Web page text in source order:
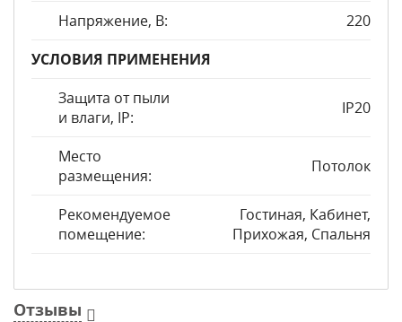
Напряжение, В:
220
УСЛОВИЯ ПРИМЕНЕНИЯ
Защита от пыли
и влаги, IP:
IP20
Место
размещения:
Потолок
Рекомендуемое
помещение:
Гостиная, Кабинет,
Прихожая, Спальня
Отзывы